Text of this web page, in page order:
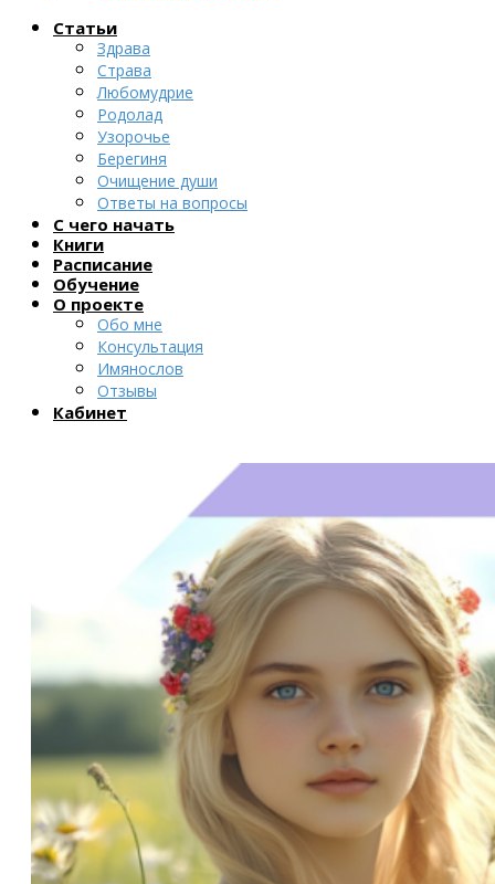
Статьи
Здрава
Страва
Любомудрие
Родолад
Узорочье
Берегиня
Очищение души
Ответы на вопросы
С чего начать
Книги
Расписание
Обучение
О проекте
Обо мне
Консультация
Имянослов
Отзывы
Кабинет